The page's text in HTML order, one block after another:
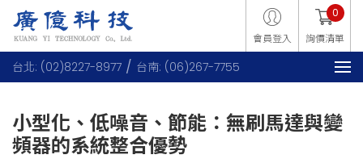
會員登入 詢價清單
0
台北: (02)8227-8977 台南: (06)267-7755
小型化、低噪音、節能：無刷馬達與變
頻器的系統整合優勢